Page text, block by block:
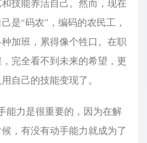
技能养活自己。然而，现在
是“码农”，编码的农民工，
加班，累得像个牲口。在职
完全看不到未来的希望，更
自己的技能变现了。
能力是很重要的，因为在解
，有没有动手能力就成为了